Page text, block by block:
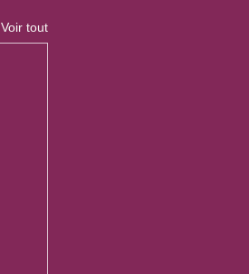
Voir tout